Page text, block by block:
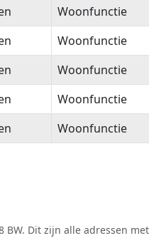
Woonfunctie
Woonfunctie
Woonfunctie
Woonfunctie
Woonfunctie
Dit zijn alle adressen